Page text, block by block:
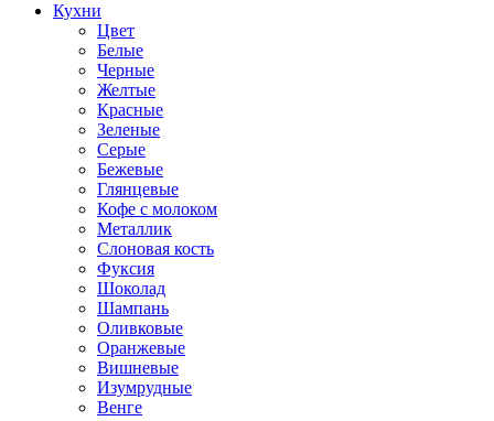
Кухни
Цвет
Белые
Черные
Желтые
Красные
Зеленые
Серые
Бежевые
Глянцевые
Кофе с молоком
Металлик
Слоновая кость
Фуксия
Шоколад
Шампань
Оливковые
Оранжевые
Вишневые
Изумрудные
Венге